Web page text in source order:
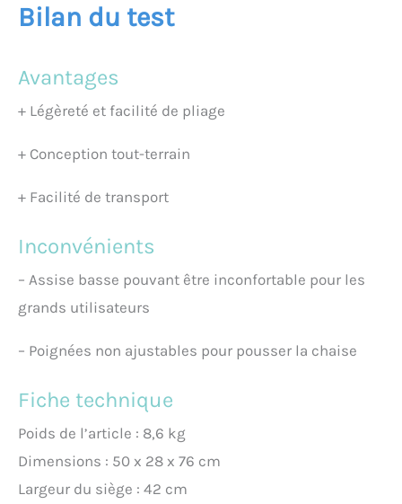
Bilan du test
Avantages
+ Légèreté et facilité de pliage
+ Conception tout-terrain
+ Facilité de transport
Inconvénients
– Assise basse pouvant être inconfortable pour les
grands utilisateurs
– Poignées non ajustables pour pousser la chaise
Fiche technique
Poids de l’article : 8,6 kg
Dimensions : 50 x 28 x 76 cm
Largeur du siège : 42 cm